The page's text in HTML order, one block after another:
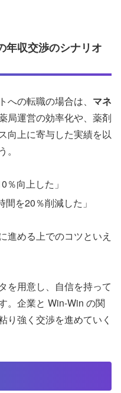
年収交渉のシナリオ
の転職の場合は、 マネ
局運営の効率化や、薬剤
向上に寄与した実績を以
％向上した」
間を20％削減した」
進める上でのコツといえ
を用意し、自信を持って
。企業と Win-Win の関
り強く交渉を進めていく